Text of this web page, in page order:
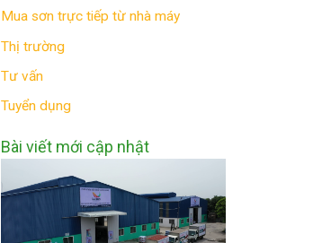
Mua sơn trực tiếp từ nhà máy
Thị trường
Tư vấn
Tuyển dụng
Bài viết mới cập nhật